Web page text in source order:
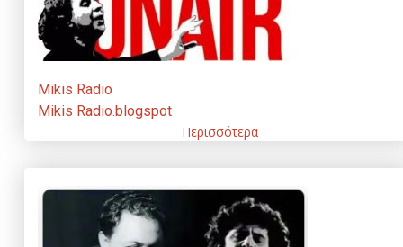
Mikis Radio
Mikis Radio.blogspot
Περισσότερα